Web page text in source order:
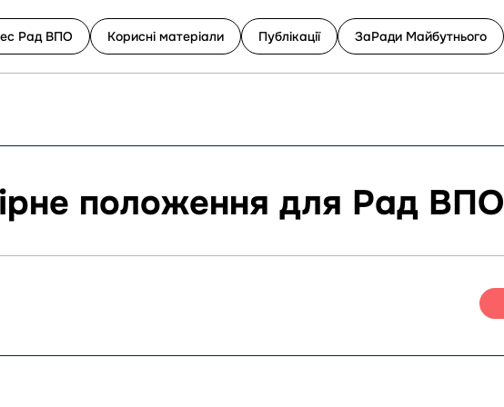
Рад ВПО Корисні матеріали Публікації ЗаРади Майбутнього
положення для Рад ВПО